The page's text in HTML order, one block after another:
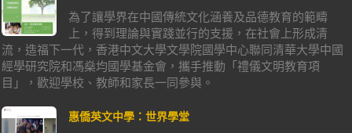
為了讓學界在中國傳統文化涵養及品德教育的範疇
上，得到理論與實踐並行的支援，在社會上形成清
流，造福下一代，香港中文大學文學院國學中心聯同清華大學中國
經學研究院和馮燊均國學基金會，攜手推動「禮儀文明教育項
目」，歡迎學校、教師和家長一同參與。
惠僑英文中學：世界學堂